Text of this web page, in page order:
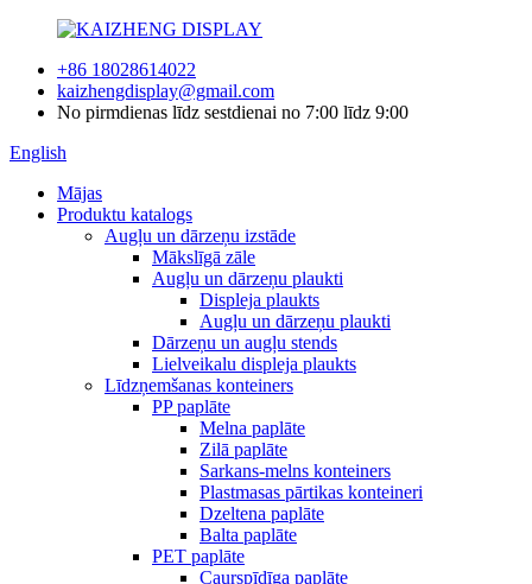
+86 18028614022
kaizhengdisplay@gmail.com
No pirmdienas līdz sestdienai no 7:00 līdz 9:00
English
Mājas
Produktu katalogs
Augļu un dārzeņu izstāde
Mākslīgā zāle
Augļu un dārzeņu plaukti
Displeja plaukts
Augļu un dārzeņu plaukti
Dārzeņu un augļu stends
Lielveikalu displeja plaukts
Līdzņemšanas konteiners
PP paplāte
Melna paplāte
Zilā paplāte
Sarkans-melns konteiners
Plastmasas pārtikas konteineri
Dzeltena paplāte
Balta paplāte
PET paplāte
Caurspīdīga paplāte